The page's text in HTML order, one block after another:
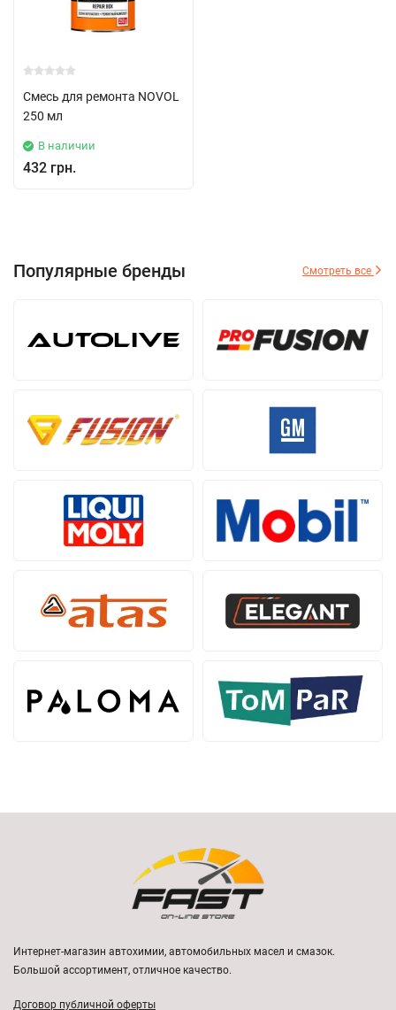
Смесь для ремонта NOVOL
250 мл
В наличии
432 грн.
Популярные бренды Смотреть все
Интернет-магазин автохимии, автомобильных масел и смазок.
Большой ассортимент, отличное качество.
Договор публичной оферты